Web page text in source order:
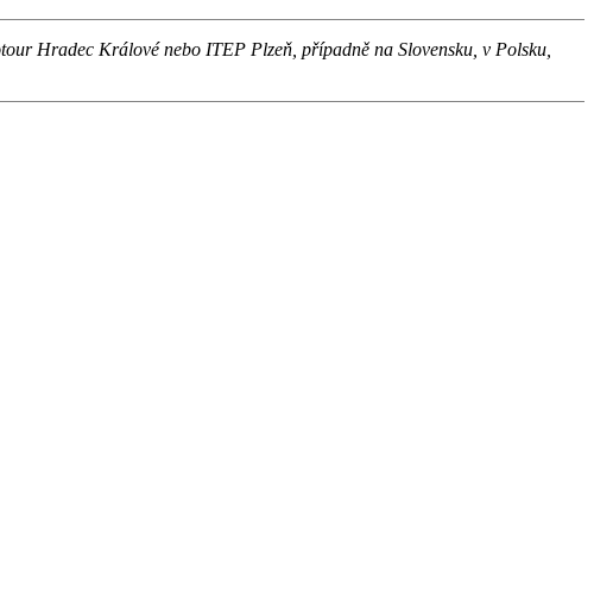
Hradec Králové nebo ITEP Plzeň, případně na Slovensku, v Polsku,